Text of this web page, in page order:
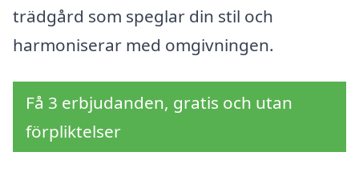
trädgård som speglar din stil och
harmoniserar med omgivningen.
Få 3 erbjudanden, gratis och utan
förpliktelser